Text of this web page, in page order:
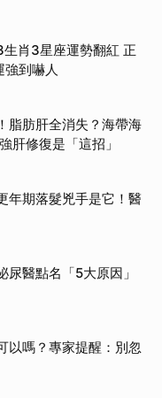
肖3星座運勢翻紅 正
強到嚇人
脂肪肝全消失？海帶海
肝修復是「這招」
年期落髮兇手是它！醫
醫點名「5大原因」
以嗎？專家提醒：別忽